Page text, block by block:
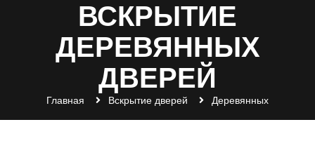
ВСКРЫТИЕ
ДЕРЕВЯННЫХ
ДВЕРЕЙ
Главная Вскрытие дверей Деревянных